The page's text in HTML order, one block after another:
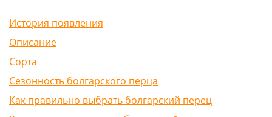
История появления
Описание
Сорта
Сезонность болгарского перца
Как правильно выбрать болгарский перец